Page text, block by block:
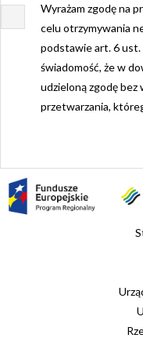
Wyrażam zgodę na
celu otrzymywania
podstawie art. 6 ust.
świadomość, że w
udzieloną zgodę bez
przetwarzania,